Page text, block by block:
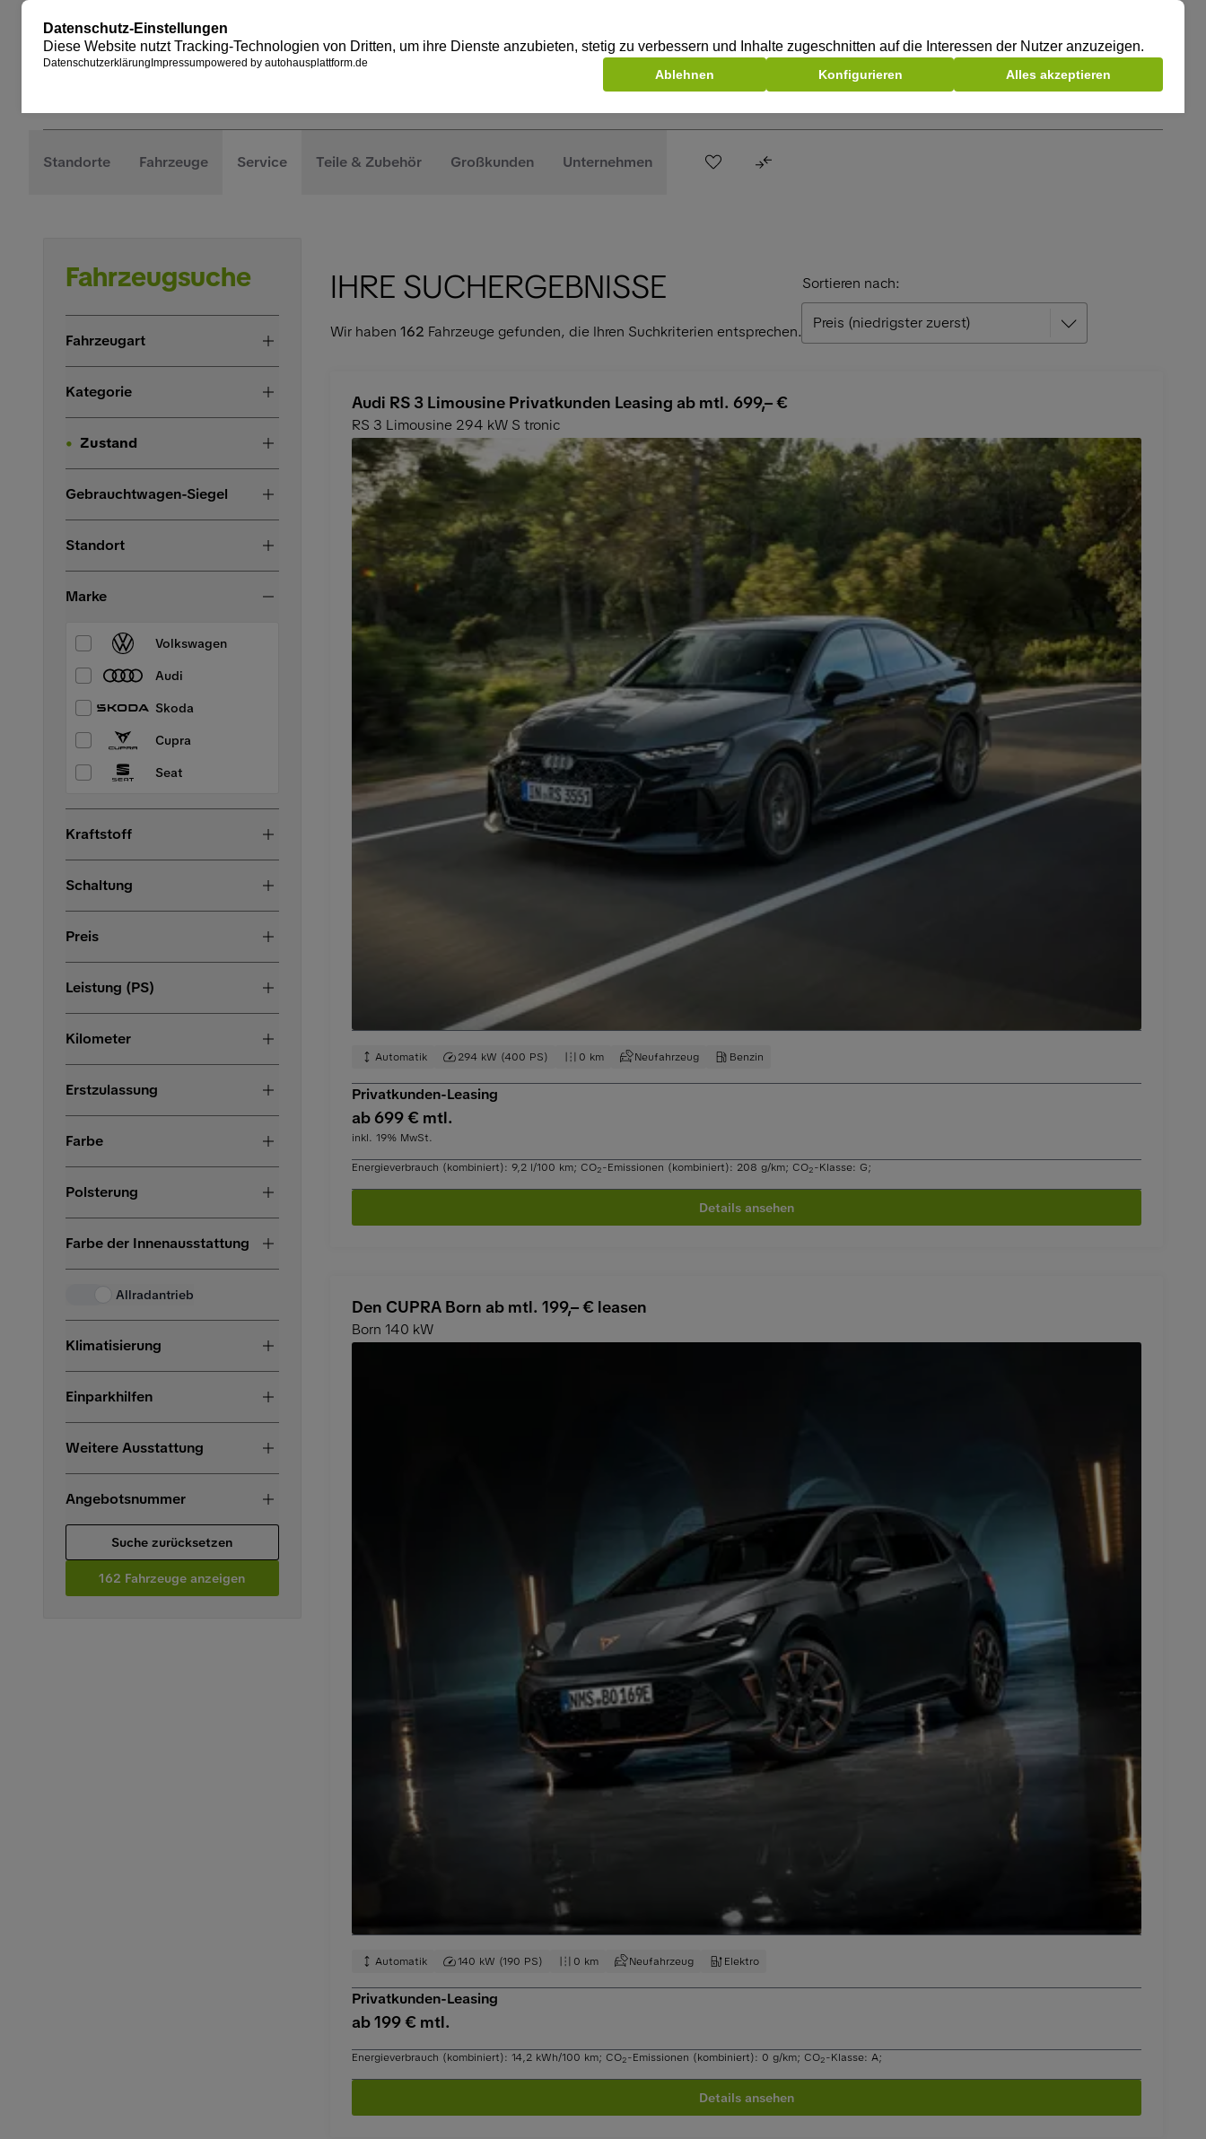
Standorte Fahrzeuge Service Teile & Zubehör Großkunden Unternehmen
Fahrzeugsuche
Fahrzeugart
Kategorie
Zustand
Gebrauchtwagen-Siegel
Standort
Marke
Volkswagen
Audi
Skoda
Cupra
Seat
Kraftstoff
Schaltung
Preis
Leistung (PS)
Kilometer
Erstzulassung
Farbe
Polsterung
Farbe der Innenausstattung
Allradantrieb
Klimatisierung
Einparkhilfen
Weitere Ausstattung
Angebotsnummer
Suche zurücksetzen
162 Fahrzeuge anzeigen
IHRE SUCHERGEBNISSE
Wir haben 162 Fahrzeuge gefunden, die Ihren Suchkriterien entsprechen.
Sortieren nach:
Audi RS 3 Limousine Privatkunden Leasing ab mtl. 699,– €
RS 3 Limousine 294 kW S tronic
Automatik 294 kW (400 PS) 0 km Neufahrzeug Benzin
Privatkunden-Leasing
ab 699 € mtl.
inkl. 19% MwSt.
Energieverbrauch (kombiniert): 9,2 l/100 km; CO2-Emissionen (kombiniert): 208 g/km; CO2-Klasse: G;
Details ansehen
Den CUPRA Born ab mtl. 199,– € leasen
Born 140 kW
Automatik 140 kW (190 PS) 0 km Neufahrzeug Elektro
Privatkunden-Leasing
ab 199 € mtl.
Energieverbrauch (kombiniert): 14,2 kWh/100 km; CO2-Emissionen (kombiniert): 0 g/km; CO2-Klasse: A;
Details ansehen